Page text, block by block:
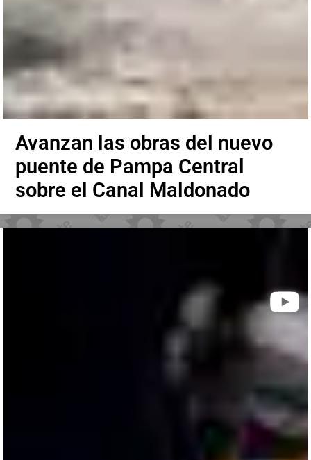
Avanzan las obras del nuevo
puente de Pampa Central
sobre el Canal Maldonado